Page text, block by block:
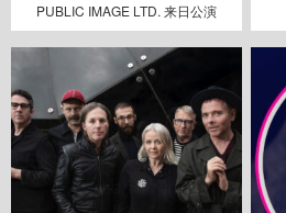
PUBLIC IMAGE LTD. 来日公演